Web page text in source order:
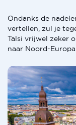
Ondanks de
vertellen, zul je
Talsi vrijwel zeker
naar Noord-Europa.